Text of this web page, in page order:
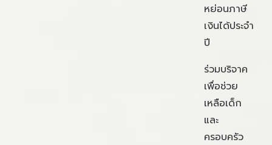
หย่อนภาษี
เงินได้ประจำ
ปี
ร่วมบริจาค
เพื่อช่วย
เหลือเด็ก
และ
ครอบครัว